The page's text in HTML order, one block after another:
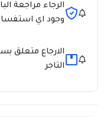
الرجاء مراجعة
وجود اي
الارجاع متعلق
التاجر